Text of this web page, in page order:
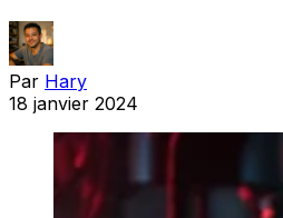
Par Hary
18 janvier 2024